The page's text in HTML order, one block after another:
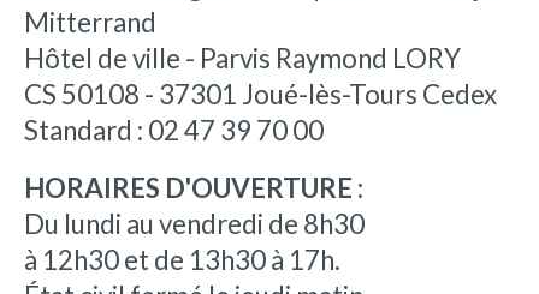
Mitterrand
Hôtel de ville - Parvis Raymond LORY
CS 50108 - 37301 Joué-lès-Tours Cedex
Standard : 02 47 39 70 00
HORAIRES D'OUVERTURE :
Du lundi au vendredi de 8h30
à 12h30 et de 13h30 à 17h.